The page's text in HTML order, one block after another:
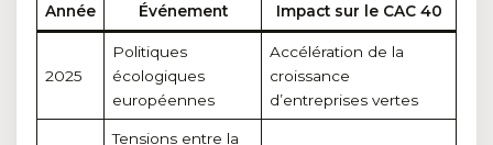
Année Événement Impact sur le CAC 40
2025
Politiques
écologiques
européennes
Accélération de la
croissance
d’entreprises vertes
Tensions entre la